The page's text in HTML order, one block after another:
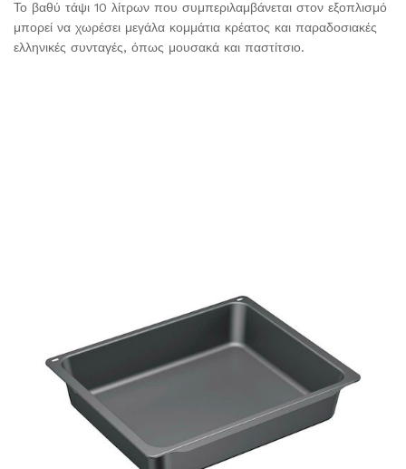
Το βαθύ τάψι 10 λίτρων που συμπεριλαμβάνεται στον εξοπλισμό
μπορεί να χωρέσει μεγάλα κομμάτια κρέατος και παραδοσιακές
ελληνικές συνταγές, όπως μουσακά και παστίτσιο.